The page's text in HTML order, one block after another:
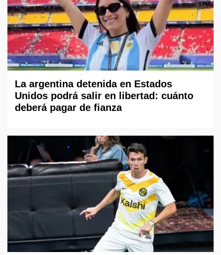
La argentina detenida en Estados
Unidos podrá salir en libertad: cuánto
deberá pagar de fianza